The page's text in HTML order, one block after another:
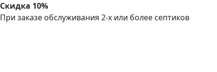
Скидка 10%
При заказе обслуживания 2-х или более септиков